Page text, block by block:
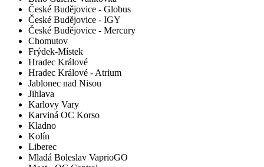
České Budějovice - Globus
České Budějovice - IGY
České Budějovice - Mercury
Chomutov
Frýdek-Místek
Hradec Králové
Hradec Králové - Atrium
Jablonec nad Nisou
Jihlava
Karlovy Vary
Karviná OC Korso
Kladno
Kolín
Liberec
Mladá Boleslav VaprioGO